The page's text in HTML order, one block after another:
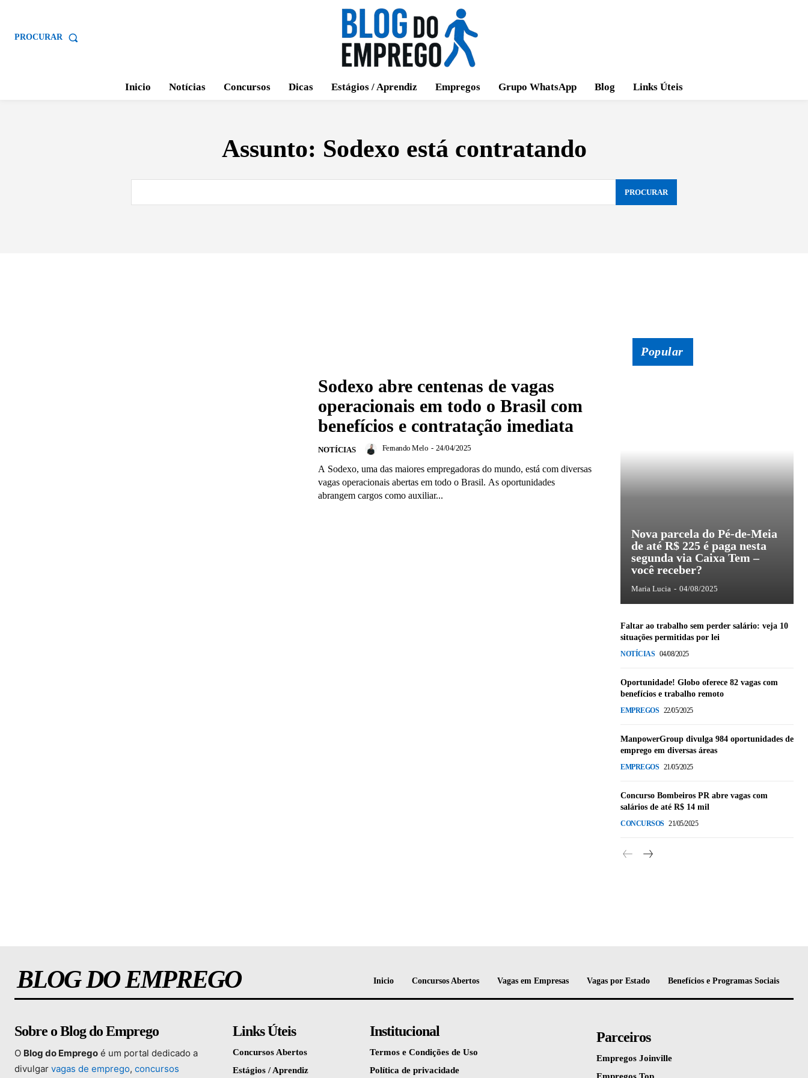
PROCURAR
Inicio Notícias Concursos Dicas Estágios / Aprendiz Empregos Grupo WhatsApp Blog Links Úteis
Assunto: Sodexo está contratando
PROCURAR
Sodexo abre centenas de vagas
operacionais em todo o Brasil com
benefícios e contratação imediata
NOTÍCIAS Fernando Melo - 24/04/2025
A Sodexo, uma das maiores empregadoras do mundo, está com diversas
vagas operacionais abertas em todo o Brasil. As oportunidades
abrangem cargos como auxiliar...
Popular
Nova parcela do Pé-de-Meia
de até R$ 225 é paga nesta
segunda via Caixa Tem –
você receber?
Maria Lucia - 04/08/2025
Faltar ao trabalho sem perder salário: veja 10
situações permitidas por lei
NOTÍCIAS 04/08/2025
Oportunidade! Globo oferece 82 vagas com
benefícios e trabalho remoto
EMPREGOS 22/05/2025
ManpowerGroup divulga 984 oportunidades de
emprego em diversas áreas
EMPREGOS 21/05/2025
Concurso Bombeiros PR abre vagas com
salários de até R$ 14 mil
CONCURSOS 21/05/2025
BLOG DO EMPREGO Inicio Concursos Abertos Vagas em Empresas Vagas por Estado Benefícios e Programas Sociais
Sobre o Blog do Emprego
O Blog do Emprego é um portal dedicado a
divulgar vagas de emprego, concursos
Links Úteis
Concursos Abertos
Estágios / Aprendiz
Institucional
Termos e Condições de Uso
Política de privacidade
Parceiros
Empregos Joinville
Empregos Top